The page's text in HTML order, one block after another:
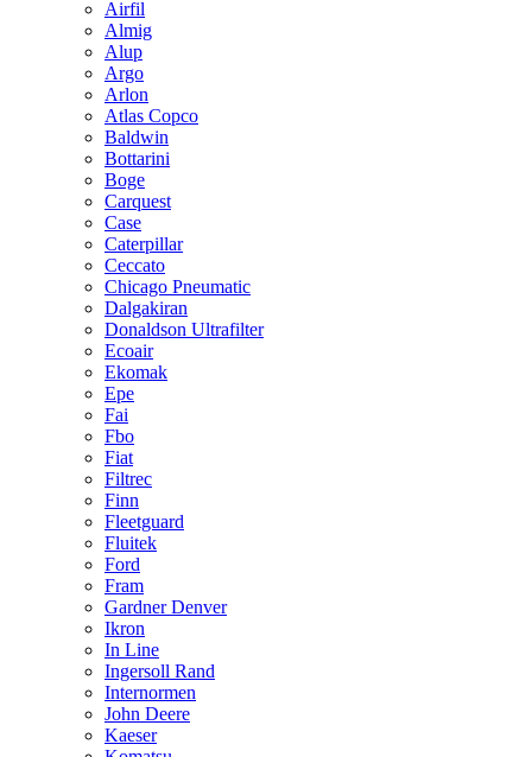
Airfil
Almig
Alup
Argo
Arlon
Atlas Copco
Baldwin
Bottarini
Boge
Carquest
Case
Caterpillar
Ceccato
Chicago Pneumatic
Dalgakiran
Donaldson Ultrafilter
Ecoair
Ekomak
Epe
Fai
Fbo
Fiat
Filtrec
Finn
Fleetguard
Fluitek
Ford
Fram
Gardner Denver
Ikron
In Line
Ingersoll Rand
Internormen
John Deere
Kaeser